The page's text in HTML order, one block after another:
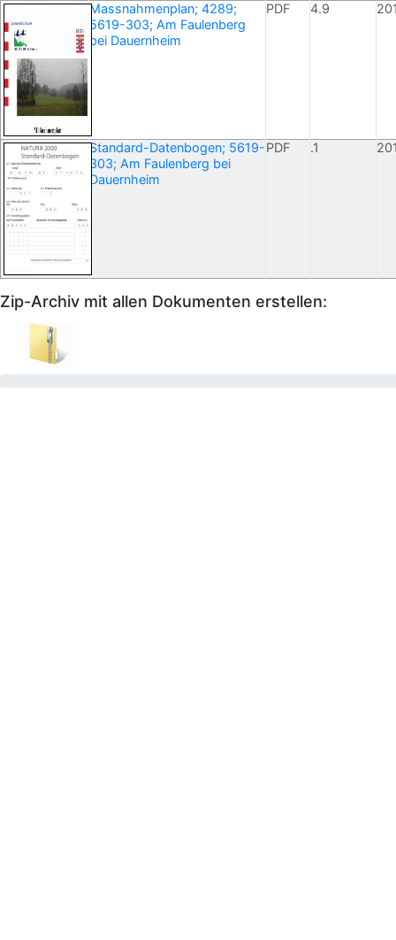
Massnahmenplan; 4289;
5619-303; Am Faulenberg
bei Dauernheim
PDF 4.9
Standard-Datenbogen; 5619-
303; Am Faulenberg bei
Dauernheim
PDF .1
Zip-Archiv mit allen Dokumenten erstellen: